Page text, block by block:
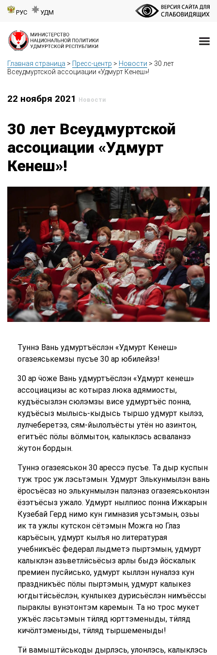
РУС УДМ
Главная страница > Пресс-центр > Новости > 30 лет
Всеудмуртской ассоциации «Удмурт Кенеш»!
22 ноября 2021 Новости
30 лет Всеудмуртской
ассоциации «Удмурт
Кенеш»!
Туннэ Вань удмуртъёслэн «Удмурт Кенеш»
огазеяськемзы пусъе 30 ар юбилейзэ!
30 ар ӵоже Вань удмуртъёслэн «Удмурт кенеш»
ассоциацизы ас котыраз люка адямиосты,
кудъёсызлэн сюлэмзы висе удмуртъёс понна,
кудъёсыз мылысь-кыдысь тыршо удмурт кылэз,
лулчеберетэз, сям-йылолъёсты утён но азинтон,
егитъёс пöлы вöлмытон, калыклэсь асваланзэ
ӝутон бордын.
Туннэ огазеяськон 30 арессэ пусъе. Та дыр куспын
туж трос уж лэсьтэмын. Удмурт Элькунмылэн вань
ёросъёсаз но элькунмылэн палэназ огазеяськонлэн
ёзэтъёсыз ужало. Удмурт нылпиос понна Ижкарын
Кузебай Герд нимо кун гимназия усьтэмын, озьы
ик та ужлы кутскон сётэмын Можга но Глаз
каръёсын, удмурт кылъя но литературая
учебникъёс федерал лыдметэ пыртэмын, удмурт
калыклэн азьветлӥсьёсыз арлы быдэ йӧскалык
премиен пусйисько, удмурт кыллэн нуналэз кун
праздникъёс пöлы пыртэмын, удмурт калыкез
югдытӥсьёслэн, кунлыкез дурисьёслэн нимъёссы
пыраклы вунэтонтэм каремын. Та но трос мукет
ужъёс лэсьтэмын тӥляд юрттэменыды, тӥляд
кичöлтэменыды, тӥляд тыршеменыды!
Тӥ вамыштӥськоды дырлэсь, улонлэсь, калыклэсь